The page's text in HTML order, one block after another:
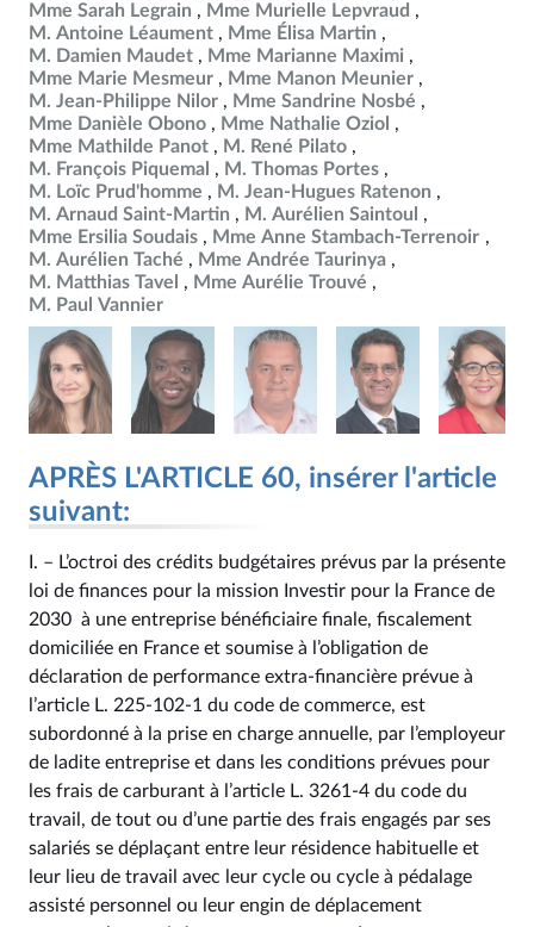
Mme Sarah Legrain
Mme Murielle Lepvraud
M. Antoine Léaument
Mme Élisa Martin
M. Damien Maudet
Mme Marianne Maximi
Mme Marie Mesmeur
Mme Manon Meunier
M. Jean-Philippe Nilor
Mme Sandrine Nosbé
Mme Danièle Obono
Mme Nathalie Oziol
Mme Mathilde Panot
M. René Pilato
M. François Piquemal
M. Thomas Portes
M. Loïc Prud'homme
M. Jean-Hugues Ratenon
M. Arnaud Saint-Martin
M. Aurélien Saintoul
Mme Ersilia Soudais
Mme Anne Stambach-Terrenoir
M. Aurélien Taché
Mme Andrée Taurinya
M. Matthias Tavel
Mme Aurélie Trouvé
M. Paul Vannier
APRÈS L'ARTICLE 60, insérer l'article
suivant:
I. – L’octroi des crédits budgétaires prévus par la présente
loi de finances pour la mission Investir pour la France de
2030 à une entreprise bénéficiaire finale, fiscalement
domiciliée en France et soumise à l’obligation de
déclaration de performance extra-financière prévue à
l’article L. 225‑102‑1 du code de commerce, est
subordonné à la prise en charge annuelle, par l’employeur
de ladite entreprise et dans les conditions prévues pour
les frais de carburant à l’article L. 3261‑4 du code du
travail, de tout ou d’une partie des frais engagés par ses
salariés se déplaçant entre leur résidence habituelle et
leur lieu de travail avec leur cycle ou cycle à pédalage
assisté personnel ou leur engin de déplacement